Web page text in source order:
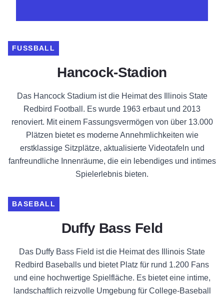
FUSSBALL
Hancock-Stadion
Das Hancock Stadium ist die Heimat des Illinois State
Redbird Football. Es wurde 1963 erbaut und 2013
renoviert. Mit einem Fassungsvermögen von über 13.000
Plätzen bietet es moderne Annehmlichkeiten wie
erstklassige Sitzplätze, aktualisierte Videotafeln und
fanfreundliche Innenräume, die ein lebendiges und intimes
Spielerlebnis bieten.
BASEBALL
Duffy Bass Feld
Das Duffy Bass Field ist die Heimat des Illinois State
Redbird Baseballs und bietet Platz für rund 1.200 Fans
und eine hochwertige Spielfläche. Es bietet eine intime,
landschaftlich reizvolle Umgebung für College-Baseball